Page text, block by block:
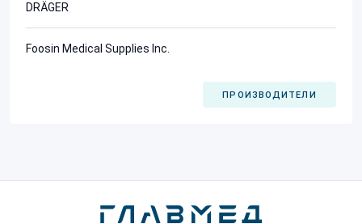
DRÄGER
Foosin Medical Supplies Inc.
ПРОИЗВОДИТЕЛИ